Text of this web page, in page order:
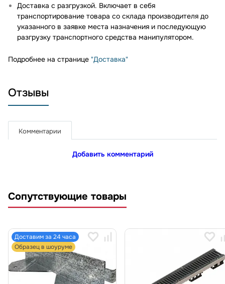
Доставка с разгрузкой. Включает в себя
транспортирование товара со склада производителя до
указанного в заявке места назначения и последующую
разгрузку транспортного средства манипулятором.
Подробнее на странице "Доставка"
Отзывы
Комментарии
Добавить комментарий
Сопутствующие товары
Доставим за 24 часа
Образец в шоуруме